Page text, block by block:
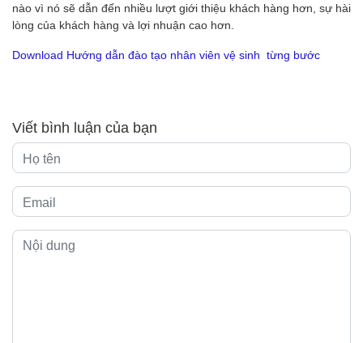
nào vì nó sẽ dẫn đến nhiều lượt giới thiệu khách hàng hơn, sự hài
lòng của khách hàng và lợi nhuận cao hơn.
Download Hướng dẫn đào tạo nhân viên vệ sinh từng bước
Viết bình luận của bạn